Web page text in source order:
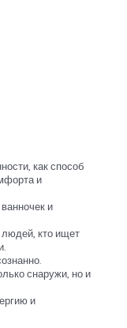
как способ
и
и
людей, кто ищет
снаружи, но и
и